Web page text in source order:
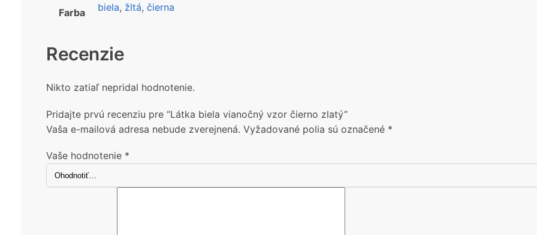
Farba
biela, žltá, čierna
Recenzie
Nikto zatiaľ nepridal hodnotenie.
Pridajte prvú recenziu pre “Látka biela vianočný vzor čierno zlatý”
Vaša e-mailová adresa nebude zverejnená. Vyžadované polia sú označené *
Vaše hodnotenie *